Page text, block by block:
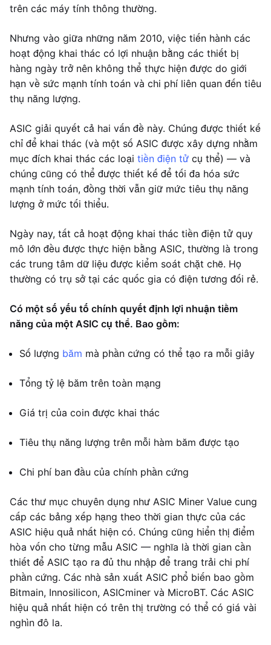
trên các máy tính thông thường.
Nhưng vào giữa những năm 2010, việc tiến hành các
hoạt động khai thác có lợi nhuận bằng các thiết bị
hàng ngày trở nên không thể thực hiện được do giới
hạn về sức mạnh tính toán và chi phí liên quan đến tiêu
thụ năng lượng.
ASIC giải quyết cả hai vấn đề này. Chúng được thiết kế
chỉ để khai thác (và một số ASIC được xây dựng nhằm
mục đích khai thác các loại tiền điện tử cụ thể) — và
chúng cũng có thể được thiết kế để tối đa hóa sức
mạnh tính toán, đồng thời vẫn giữ mức tiêu thụ năng
lượng ở mức tối thiểu.
Ngày nay, tất cả hoạt động khai thác tiền điện tử quy
mô lớn đều được thực hiện bằng ASIC, thường là trong
các trung tâm dữ liệu được kiểm soát chặt chẽ. Họ
thường có trụ sở tại các quốc gia có điện tương đối rẻ.
Có một số yếu tố chính quyết định lợi nhuận tiềm
năng của một ASIC cụ thể. Bao gồm:
Số lượng băm mà phần cứng có thể tạo ra mỗi giây
Tổng tỷ lệ băm trên toàn mạng
Giá trị của coin được khai thác
Tiêu thụ năng lượng trên mỗi hàm băm được tạo
Chi phí ban đầu của chính phần cứng
Các thư mục chuyên dụng như ASIC Miner Value cung
cấp các bảng xếp hạng theo thời gian thực của các
ASIC hiệu quả nhất hiện có. Chúng cũng hiển thị điểm
hòa vốn cho từng mẫu ASIC — nghĩa là thời gian cần
thiết để ASIC tạo ra đủ thu nhập để trang trải chi phí
phần cứng. Các nhà sản xuất ASIC phổ biến bao gồm
Bitmain, Innosilicon, ASICminer và MicroBT. Các ASIC
hiệu quả nhất hiện có trên thị trường có thể có giá vài
nghìn đô la.